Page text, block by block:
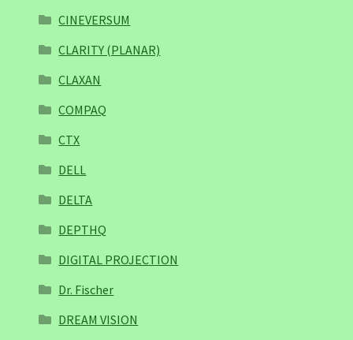
CINEVERSUM
CLARITY (PLANAR)
CLAXAN
COMPAQ
CTX
DELL
DELTA
DEPTHQ
DIGITAL PROJECTION
Dr. Fischer
DREAM VISION